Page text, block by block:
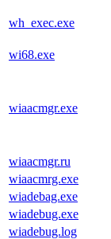
wh_exec.exe
wi68.exe
wiaacmgr.exe
wiaacmgr.ru
wiaacmrg.exe
wiadebag.exe
wiadebug.exe
wiadebug.log